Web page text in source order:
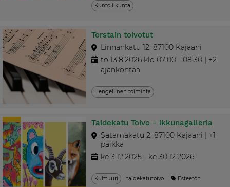
Kuntoliikunta
Torstain toivotut
Linnankatu 12, 87100 Kajaani
to 13.8.2026 klo 07:00 - 08:30 | +2
ajankohtaa
Hengellinen toiminta
Taidekatu Toivo - ikkunagalleria
Satamakatu 2, 87100 Kajaani | +1
paikka
ke 3.12.2025 - ke 30.12.2026
Kulttuuri taidekatutoivo Esteetön